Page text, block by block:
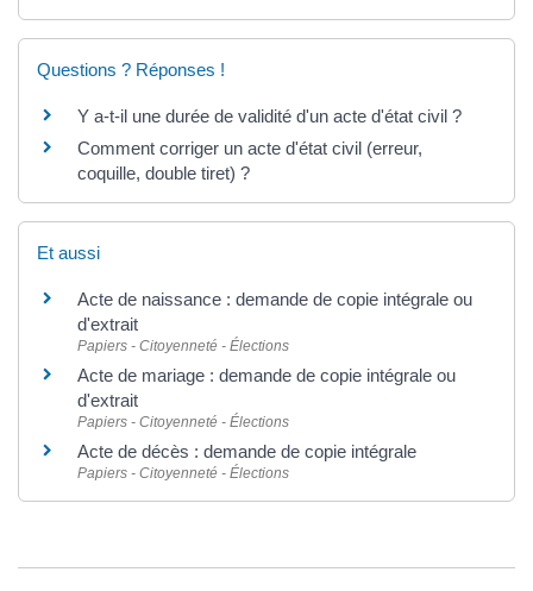
Questions ? Réponses !
Y a-t-il une durée de validité d'un acte d'état civil ?
Comment corriger un acte d'état civil (erreur,
coquille, double tiret) ?
Et aussi
Acte de naissance : demande de copie intégrale ou
d'extrait
Papiers - Citoyenneté - Élections
Acte de mariage : demande de copie intégrale ou
d'extrait
Papiers - Citoyenneté - Élections
Acte de décès : demande de copie intégrale
Papiers - Citoyenneté - Élections